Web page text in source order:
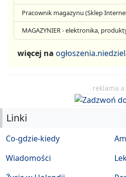
Pracownik magazynu (Sklep
MAGAZYNIER - elektronika,
więcej na
reklama a
Linki
Co-gdzie-kiedy
Wiadomości